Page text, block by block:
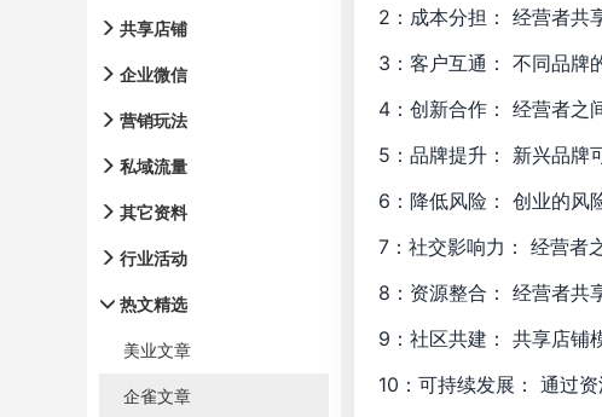
共享店铺
企业微信
营销玩法
私域流量
其它资料
行业活动
热文精选
美业文章
企雀文章
2：成本分担： 经营者共
3：客户互通： 不同品牌
4：创新合作： 经营者之
5：品牌提升： 新兴品牌
6：降低风险： 创业的风
7：社交影响力： 经营者
8：资源整合： 经营者共
9：社区共建： 共享店铺
10：可持续发展： 通过